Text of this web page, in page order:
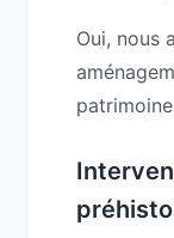
Oui, nous